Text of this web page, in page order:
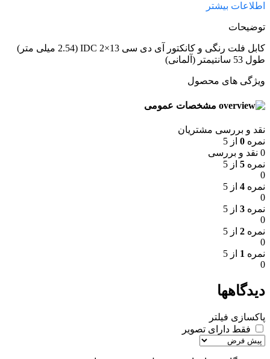
اطلاعات بیشتر
توضیحات
کابل فلت رنگی و کانکتور آی دی سی IDC 2×13 (2.54 میلی متر)
طول 53 سانتیمتر (آلمانی)
ویژگی های محصول
مشخصات عمومی
نقد و بررسی مشتریان
نمره 0 از 5
0 نقد و بررسی
نمره 5 از 5
0
نمره 4 از 5
0
نمره 3 از 5
0
نمره 2 از 5
0
نمره 1 از 5
0
دیدگاهها
پاکسازی فیلتر
فقط دارای تصویر